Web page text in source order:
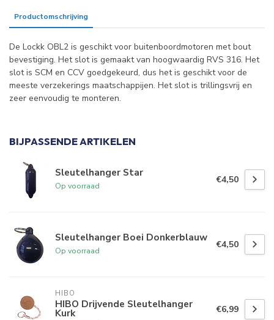
Productomschrijving
De Lockk OBL2 is geschikt voor buitenboordmotoren met bout
bevestiging. Het slot is gemaakt van hoogwaardig RVS 316. Het
slot is SCM en CCV goedgekeurd, dus het is geschikt voor de
meeste verzekerings maatschappijen. Het slot is trillingsvrij en
zeer eenvoudig te monteren.
BIJPASSENDE ARTIKELEN
Sleutelhanger Star
Op voorraad
€4,50
Sleutelhanger Boei Donkerblauw
Op voorraad
€4,50
HIBO
HIBO Drijvende Sleutelhanger
Kurk €6,99
Koopzondag!
Openingstijden showroom:
Maandag t/m vrijdag 10.00-17.30